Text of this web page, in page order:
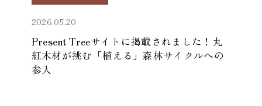
2026.05.20
Present Treeサイトに掲載されました！丸
紅木材が挑む「植える」森林サイクルへの
参入